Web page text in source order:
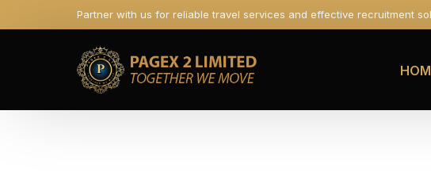
Partner with us for reliable travel services and effective recruitment